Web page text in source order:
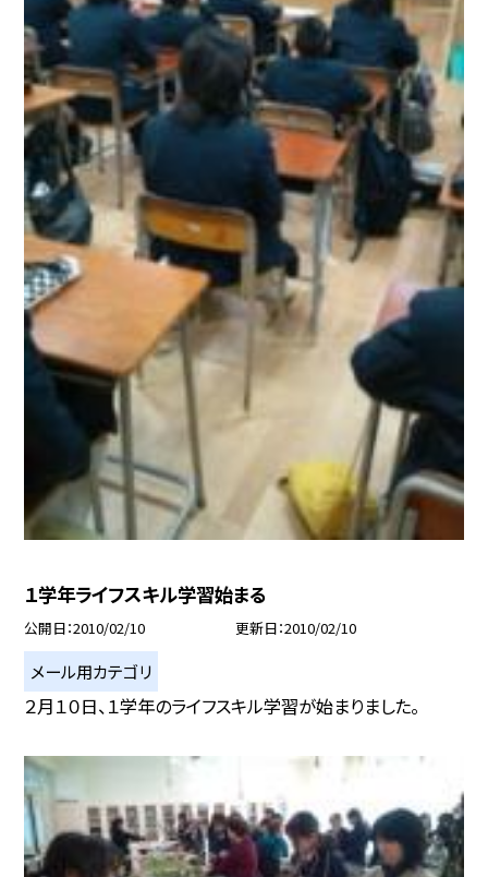
１学年ライフスキル学習始まる
公開日 2010/02/10 更新日 2010/02/10
メール用カテゴリ
２月１０日、１学年のライフスキル学習が始まりました。